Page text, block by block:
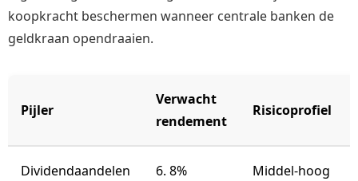
koopkracht beschermen wanneer centrale banken de
geldkraan opendraaien.
Pijler
Verwacht
rendement
Risicoprofiel
Dividendaandelen 6. 8% Middel-hoog